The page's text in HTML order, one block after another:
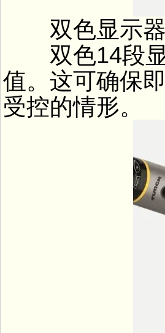
双色显示器
双色14段显
值。这可确保
受控的情形。